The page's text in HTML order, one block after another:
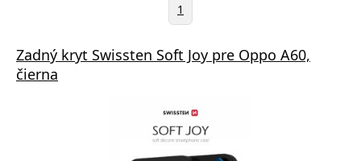
1
Zadný kryt Swissten Soft Joy pre Oppo A60,
čierna